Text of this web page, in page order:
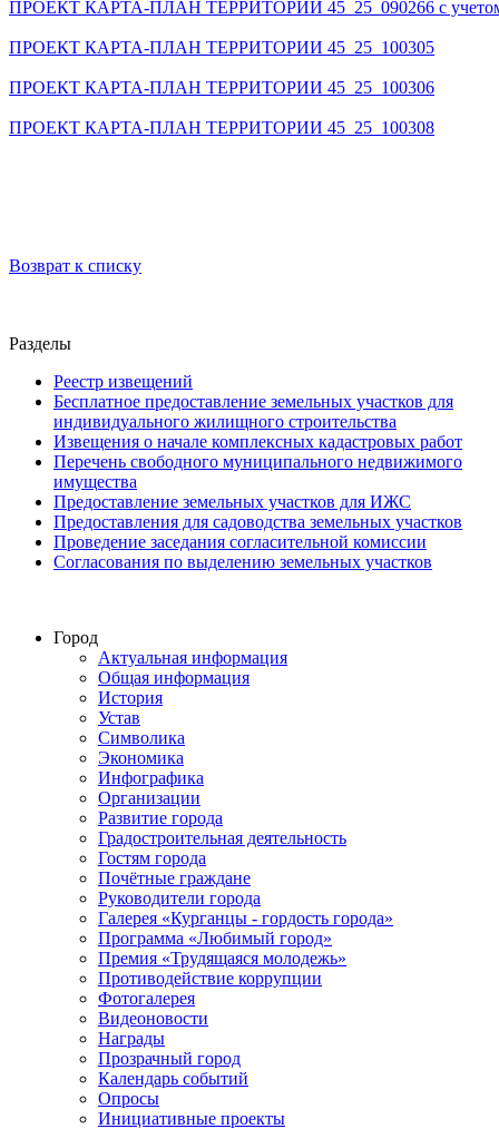
ПРОЕКТ КАРТА-ПЛАН ТЕРРИТОРИИ 45_25_090266 с учетом
ПРОЕКТ КАРТА-ПЛАН ТЕРРИТОРИИ 45_25_100305
ПРОЕКТ КАРТА-ПЛАН ТЕРРИТОРИИ 45_25_100306
ПРОЕКТ КАРТА-ПЛАН ТЕРРИТОРИИ 45_25_100308
Возврат к списку
Разделы
Реестр извещений
Бесплатное предоставление земельных участков для
индивидуального жилищного строительства
Извещения о начале комплексных кадастровых работ
Перечень свободного муниципального недвижимого
имущества
Предоставление земельных участков для ИЖС
Предоставления для садоводства земельных участков
Проведение заседания согласительной комиссии
Согласования по выделению земельных участков
Город
Актуальная информация
Общая информация
История
Устав
Символика
Экономика
Инфографика
Организации
Развитие города
Градостроительная деятельность
Гостям города
Почётные граждане
Руководители города
Галерея «Курганцы - гордость города»
Программа «Любимый город»
Премия «Трудящаяся молодежь»
Противодействие коррупции
Фотогалерея
Видеоновости
Награды
Прозрачный город
Календарь событий
Опросы
Инициативные проекты